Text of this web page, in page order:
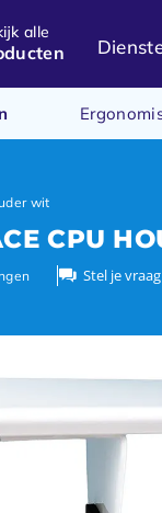
alle
wit
CPU
Stel je